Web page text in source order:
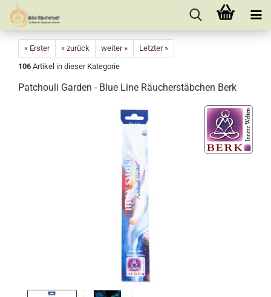
« Erster « zurück weiter »
Letzter »
106 Artikel in dieser Kategorie
Patchouli Garden - Blue Line Räucherstäbchen Berk